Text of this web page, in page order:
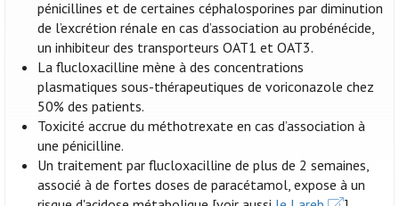
pénicillines et de certaines céphalosporines par diminution
de l’excrétion rénale en cas d’association au probénécide,
un inhibiteur des transporteurs OAT1 et OAT3.
La flucloxacilline mène à des concentrations
plasmatiques sous-thérapeutiques de voriconazole chez
50% des patients.
Toxicité accrue du méthotrexate en cas d’association à
une pénicilline.
Un traitement par flucloxacilline de plus de 2 semaines,
associé à de fortes doses de paracétamol, expose à un